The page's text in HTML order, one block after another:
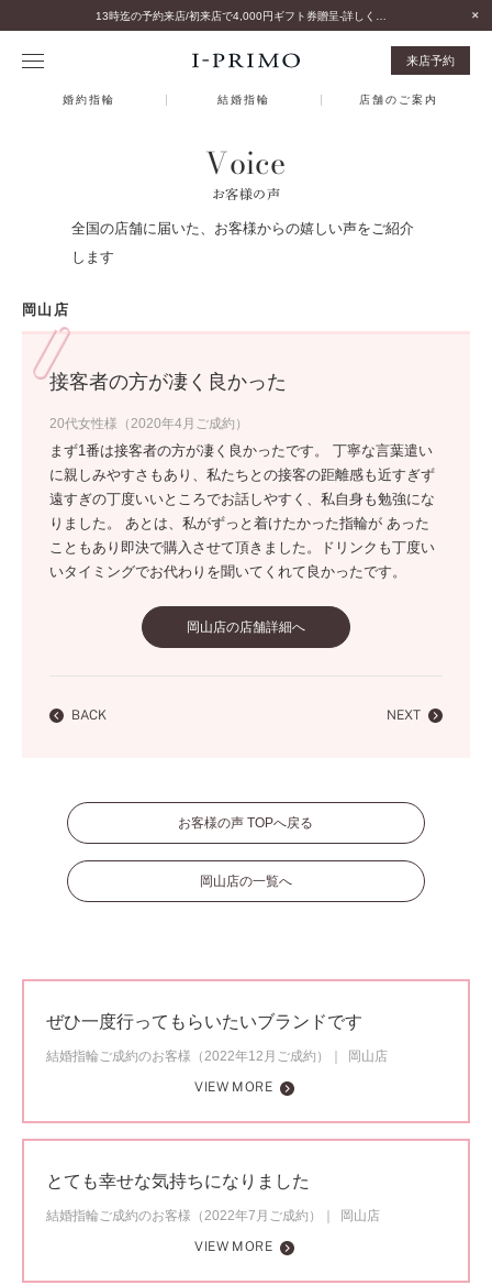
来店予約
婚約指輪 結婚指輪 店舗のご案内
Voice
お客様の声
全国の店舗に届いた、お客様からの嬉しい声をご紹介
します
岡山店
接客者の方が凄く良かった
20代女性様（2020年4月ご成約）
まず1番は接客者の方が凄く良かったです。 丁寧な言葉遣い
に親しみやすさもあり、私たちとの接客の距離感も近すぎず
遠すぎの丁度いいところでお話しやすく、私自身も勉強にな
りました。 あとは、私がずっと着けたかった指輪が あった
こともあり即決で購入させて頂きました。ドリンクも丁度い
いタイミングでお代わりを聞いてくれて良かったです。
岡山店の店舗詳細へ
BACK NEXT
お客様の声 TOPへ戻る
岡山店の一覧へ
ぜひ一度行ってもらいたいブランドです
結婚指輪ご成約のお客様（2022年12月ご成約）
岡山店
VIEW MORE
とても幸せな気持ちになりました
結婚指輪ご成約のお客様（2022年7月ご成約）
岡山店
VIEW MORE